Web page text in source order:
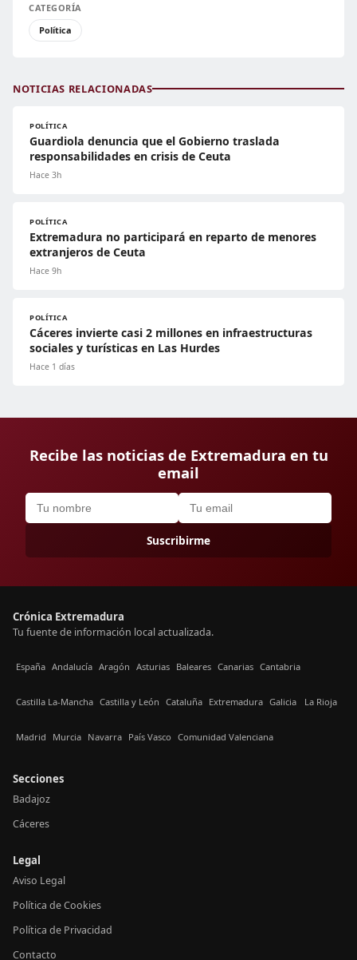
CATEGORÍA
Política
NOTICIAS RELACIONADAS
POLÍTICA
Guardiola denuncia que el Gobierno traslada
responsabilidades en crisis de Ceuta
Hace 3h
POLÍTICA
Extremadura no participará en reparto de menores
extranjeros de Ceuta
Hace 9h
POLÍTICA
Cáceres invierte casi 2 millones en infraestructuras
sociales y turísticas en Las Hurdes
Hace 1 días
Recibe las noticias de Extremadura en tu
email
Suscribirme
Crónica Extremadura
Tu fuente de información local actualizada.
España Andalucía Aragón Asturias Baleares Canarias Cantabria
Castilla La-Mancha Castilla y León Cataluña Extremadura Galicia La Rioja
Madrid Murcia Navarra País Vasco Comunidad Valenciana
Secciones
Badajoz
Cáceres
Legal
Aviso Legal
Política de Cookies
Política de Privacidad
Contacto